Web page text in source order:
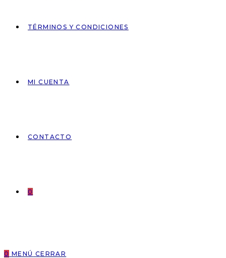
TÉRMINOS Y CONDICIONES
MI CUENTA
CONTACTO
0
0 MENÚ CERRAR